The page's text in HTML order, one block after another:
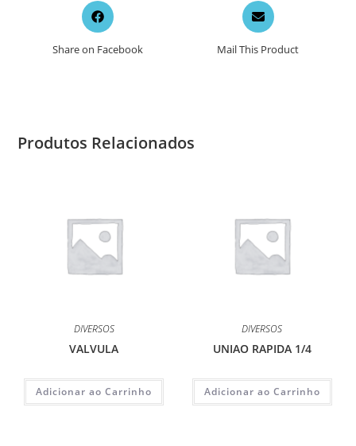
Opens
in
new
Share on Facebook
Opens
in
a
new
Mail This Product
Produtos Relacionados
DIVERSOS
VALVULA
Adicionar ao Carrinho
DIVERSOS
UNIAO RAPIDA 1/4
Adicionar ao Carrinho